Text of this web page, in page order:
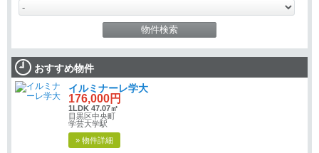
おすすめ物件
イルミナーレ学大
176,000円
1LDK 47.07㎡
目黒区中央町
学芸大学駅
» 物件詳細